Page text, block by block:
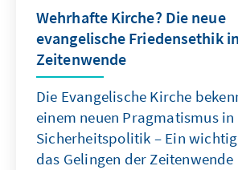
Wehrhafte Kirche? Die neue
evangelische Friedensethik
Zeitenwende
Die Evangelische Kirche
einem neuen Pragmatismus
Sicherheitspolitik – Ein
das Gelingen der Zeitenwende